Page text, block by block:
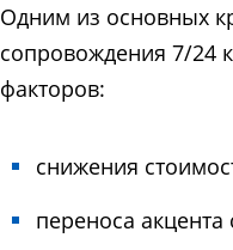
Одним из основных
сопровождения 7/24
факторов:
снижения
переноса